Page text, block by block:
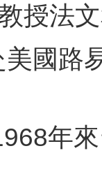
授法
國路
年